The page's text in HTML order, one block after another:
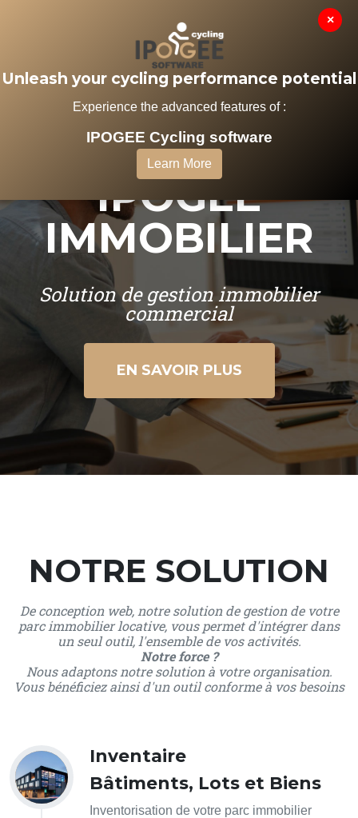
×
Unleash your cycling performance potential
Experience the advanced features of :
IPOGEE Cycling software
Learn More
MENU
LOGICIEL
IPOGEE
IMMOBILIER
Solution de gestion immobilier
commercial
EN SAVOIR PLUS
NOTRE SOLUTION
De conception web, notre solution de gestion de votre
parc immobilier locative, vous permet d'intégrer dans
un seul outil, l'ensemble de vos activités.
Notre force ?
Nous adaptons notre solution à votre organisation.
Vous bénéficiez ainsi d'un outil conforme à vos besoins
Inventaire
Bâtiments, Lots et Biens
Inventorisation de votre parc immobilier